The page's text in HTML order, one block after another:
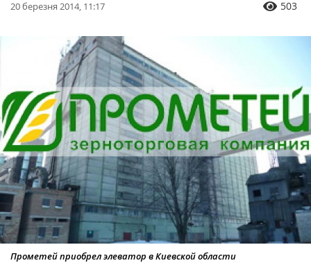
20 березня 2014, 11:17 503
Прометей приобрел элеватор в Киевской области